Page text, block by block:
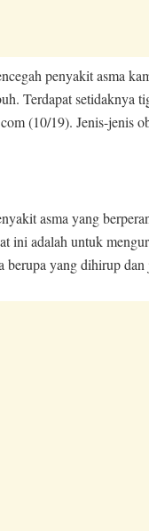
penyakit asma
Terdapat setidaknya
(10/19). Jenis-jenis
asma yang
ini adalah untuk
yang dihirup